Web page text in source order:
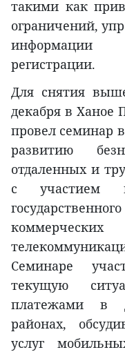
такими как
ограничений,
информации
регистрации.
Для снятия
декабря в Ханое
провел семинар
развитию
отдаленных и
с участием
Семинаре
текущую
платежами в
районах,
услуг